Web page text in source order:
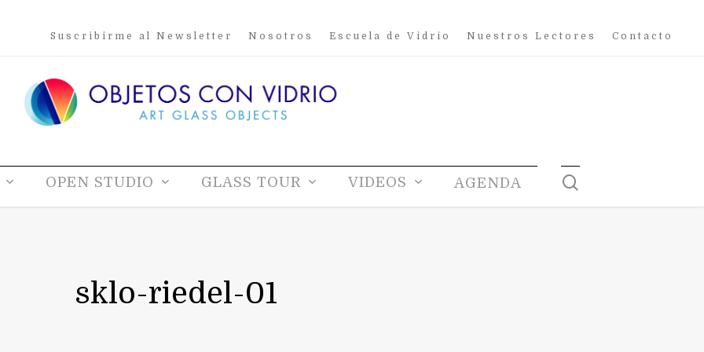
Suscribirme al Newsletter Nosotros Escuela de Vidrio Nuestros Lectores Contacto
OPEN STUDIO GLASS TOUR VIDEOS AGENDA
sklo-riedel-01